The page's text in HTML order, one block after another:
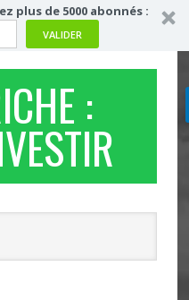
plus de 5000 abonnés :
VALIDER
: